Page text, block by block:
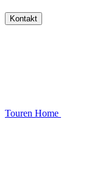
Kontakt
Touren Home